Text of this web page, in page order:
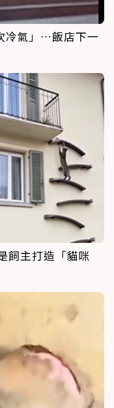
冷氣」…飯店下一
飼主打造「貓咪